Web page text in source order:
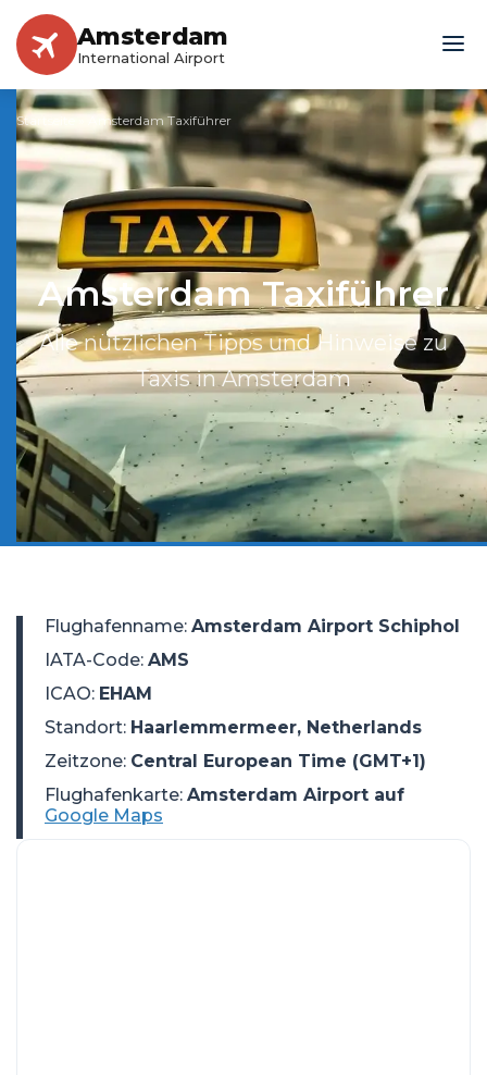
Amsterdam
International Airport
Startseite Amsterdam Taxiführer
Amsterdam Taxiführer
Alle nützlichen Tipps und Hinweise zu
Taxis in Amsterdam
Flughafenname: Amsterdam Airport Schiphol
IATA-Code: AMS
ICAO: EHAM
Standort: Haarlemmermeer, Netherlands
Zeitzone: Central European Time (GMT+1)
Flughafenkarte: Amsterdam Airport auf
Google Maps